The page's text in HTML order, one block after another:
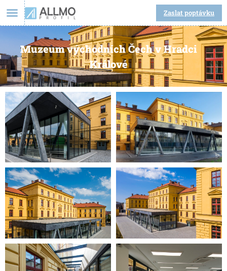
Zaslat poptávku
Muzeum východních Čech v Hradci
Králové